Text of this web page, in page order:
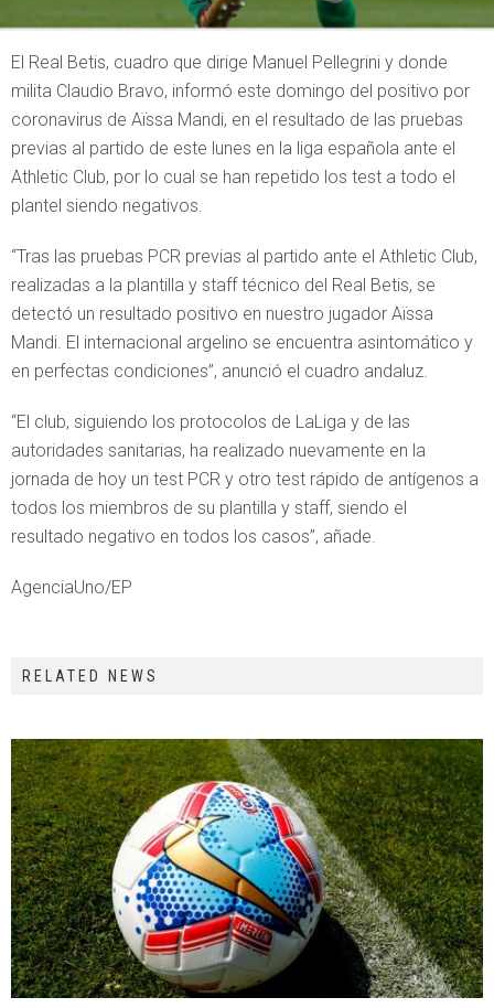
El Real Betis, cuadro que dirige Manuel Pellegrini y donde
milita Claudio Bravo, informó este domingo del positivo por
coronavirus de Aïssa Mandi, en el resultado de las pruebas
previas al partido de este lunes en la liga española ante el
Athletic Club, por lo cual se han repetido los test a todo el
plantel siendo negativos.
“Tras las pruebas PCR previas al partido ante el Athletic Club,
realizadas a la plantilla y staff técnico del Real Betis, se
detectó un resultado positivo en nuestro jugador Aïssa
Mandi. El internacional argelino se encuentra asintomático y
en perfectas condiciones”, anunció el cuadro andaluz.
“El club, siguiendo los protocolos de LaLiga y de las
autoridades sanitarias, ha realizado nuevamente en la
jornada de hoy un test PCR y otro test rápido de antígenos a
todos los miembros de su plantilla y staff, siendo el
resultado negativo en todos los casos”, añade.
AgenciaUno/EP
RELATED NEWS